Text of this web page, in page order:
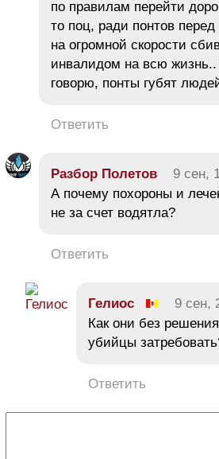
по правилам перейти
то поц, ради понтов
на огромной скорости
инвалидом на всю
говорю, понты губят
Ответить
Разбор Полетов 9 сен,
А почему похороны и
не за счет водятла?
Ответить
Гелиос 9 сен,
Как они без
убийцы
Ответить